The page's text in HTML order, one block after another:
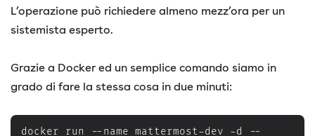
L’operazione può richiedere almeno mezz’ora per un
sistemista esperto.
Grazie a Docker ed un semplice comando siamo in
grado di fare la stessa cosa in due minuti:
docker run --name mattermost-dev -d --